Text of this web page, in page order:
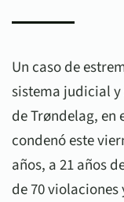
Un caso de
sistema judicial
de Trøndelag, en
condenó este
años, a21 años
de70 violaciones